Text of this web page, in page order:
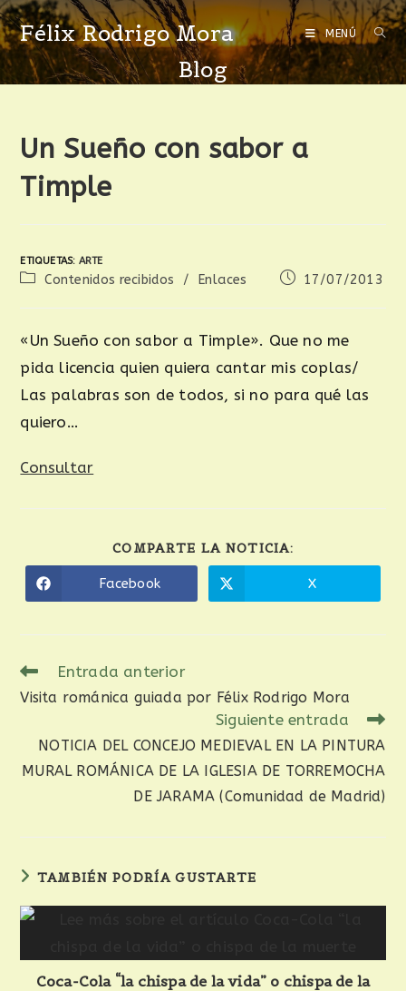
Félix Rodrigo Mora MENÚ
Blog
Un Sueño con sabor a
Timple
ETIQUETAS: ARTE
Contenidos recibidos / Enlaces 17/07/2013
«Un Sueño con sabor a Timple». Que no me
pida licencia quien quiera cantar mis coplas/
Las palabras son de todos, si no para qué las
quiero…
Consultar
COMPARTE LA NOTICIA:
Facebook X
Entrada anterior
Visita románica guiada por Félix Rodrigo Mora
Siguiente entrada
NOTICIA DEL CONCEJO MEDIEVAL EN LA PINTURA
MURAL ROMÁNICA DE LA IGLESIA DE TORREMOCHA
DE JARAMA (Comunidad de Madrid)
TAMBIÉN PODRÍA GUSTARTE
Coca-Cola “la chispa de la vida” o chispa de la